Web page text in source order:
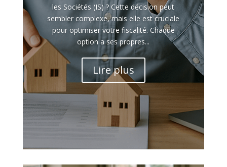
les Sociétés (IS) ? Cette décision peut
sembler complexe, mais elle est cruciale
pour optimiser votre fiscalité. Chaque
option a ses propres...
Lire plus